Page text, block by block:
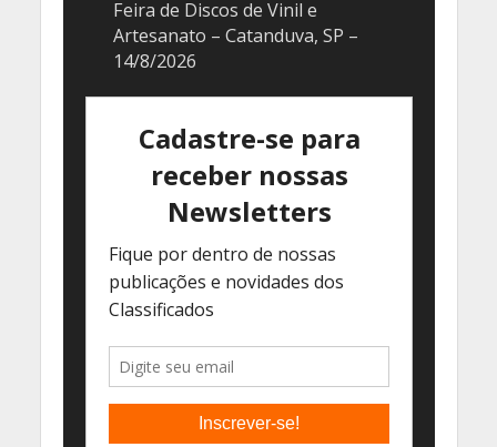
Feira de Discos de Vinil e
Artesanato – Catanduva, SP –
14/8/2026